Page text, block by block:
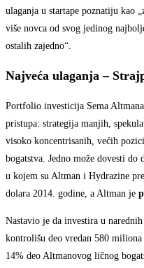
ulaganja u startape poznatiju kao
više novca od svog jedinog
ostalih zajedno“.
Najveća ulaganja –
Portfolio investicija Sema
pristupa: strategija manjih,
visoko koncentrisanih, većih
bogatstva. Jedno može dovesti
u kojem su Altman i Hydrazine
dolara 2014. godine, a Altman je
Nastavio je da investira u
kontrolišu deo vredan 580
14% deo Altmanovog ličnog